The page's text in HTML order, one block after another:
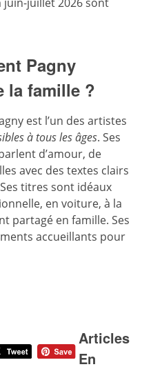
Pagny
la famille ?
est l’un des artistes
à tous les âges. Ses
d’amour, de
avec des textes clairs
titres sont idéaux
en voiture, à la
partagé en famille. Ses
accueillants pour
Articles
En